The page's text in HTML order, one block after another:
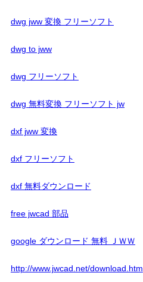
dwg jww 変換 フリーソフト
dwg to jww
dwg フリーソフト
dwg 無料変換 フリーソフト jw
dxf jww 変換
dxf フリーソフト
dxf 無料ダウンロード
free jwcad 部品
google ダウンロード 無料 ＪＷＷ
http://www.jwcad.net/download.htm